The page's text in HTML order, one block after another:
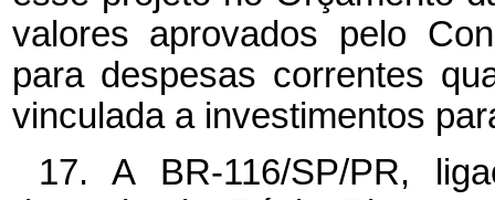
valores aprovados pelo
para despesas correntes
vinculada a investimentos
17. A BR-116/SP/PR,